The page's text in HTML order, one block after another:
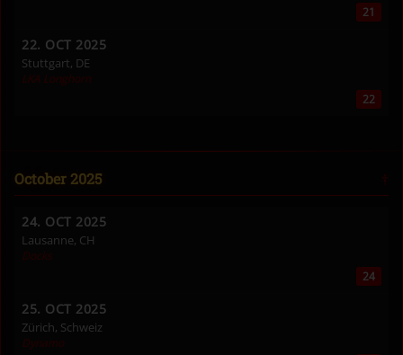
21
22. OCT 2025
Stuttgart, DE
LKA Longhorn
22
October 2025
24. OCT 2025
Lausanne, CH
Docks
24
25. OCT 2025
Zürich, Schweiz
Dynamo